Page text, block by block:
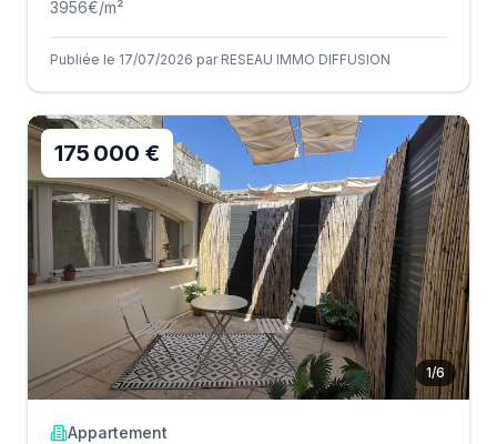
3956€/m²
Publiée le 17/07/2026 par RESEAU IMMO DIFFUSION
1/6
175 000 €
Appartement